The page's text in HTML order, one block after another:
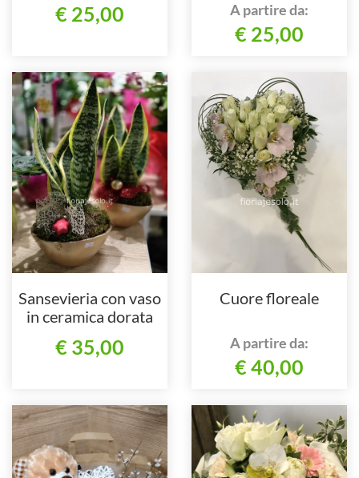
€ 25,00 A partire da:
€ 25,00
Sansevieria con vaso
in ceramica dorata
€ 35,00
Cuore floreale
A partire da:
€ 40,00